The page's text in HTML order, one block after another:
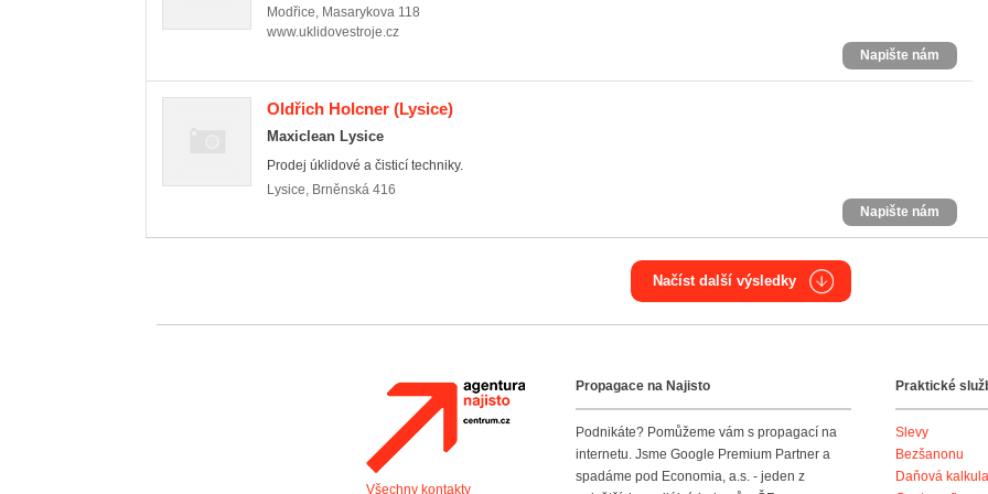
Modřice, Masarykova 118
www.uklidovestroje.cz
Napište nám
Oldřich Holcner (Lysice)
Maxiclean Lysice
Prodej úklidové a čisticí techniky.
Lysice, Brněnská 416
Napište nám
Načíst další výsledky
Agentura Najisto
Všechny kontakty
Propagace na Najisto
Podnikáte? Pomůžeme vám s propagací na
internetu. Jsme Google Premium Partner a
spadáme pod Economia, a.s. - jeden z
Praktické
Slevy
Bezšanonu
Daňová